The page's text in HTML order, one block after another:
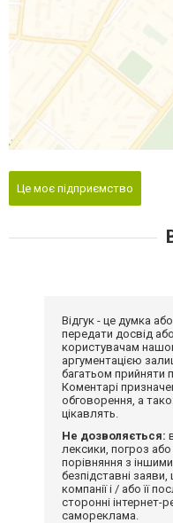
Це моє підприємство
Відгук - це думка
передати досвід
користувачам
аргументацією
багатьом прийняти
Коментарі
обговорення, а
цікавлять.
Не дозволяється:
лексики, погроз
порівняння з
безпідставні
компанії і / або її
сторонні інтернет-
самореклама.